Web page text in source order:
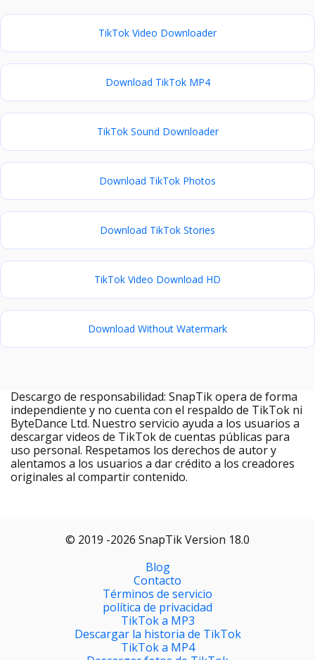
TikTok Video Downloader
Download TikTok MP4
TikTok Sound Downloader
Download TikTok Photos
Download TikTok Stories
TikTok Video Download HD
Download Without Watermark
Descargo de responsabilidad: SnapTik opera de forma
independiente y no cuenta con el respaldo de TikTok ni
ByteDance Ltd. Nuestro servicio ayuda a los usuarios a
descargar videos de TikTok de cuentas públicas para
uso personal. Respetamos los derechos de autor y
alentamos a los usuarios a dar crédito a los creadores
originales al compartir contenido.
© 2019 -2026 SnapTik Version 18.0
Blog
Contacto
Términos de servicio
política de privacidad
TikTok a MP3
Descargar la historia de TikTok
TikTok a MP4